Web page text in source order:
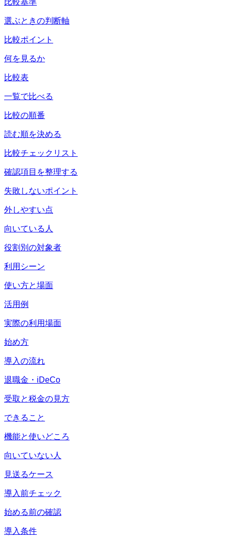
比較基準
選ぶときの判断軸
比較ポイント
何を見るか
比較表
一覧で比べる
比較の順番
読む順を決める
比較チェックリスト
確認項目を整理する
失敗しないポイント
外しやすい点
向いている人
役割別の対象者
利用シーン
使い方と場面
活用例
実際の利用場面
始め方
導入の流れ
退職金・iDeCo
受取と税金の見方
できること
機能と使いどころ
向いていない人
見送るケース
導入前チェック
始める前の確認
導入条件